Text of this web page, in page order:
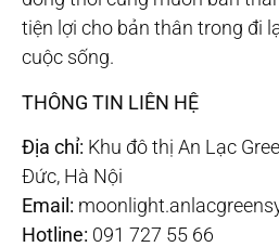
tiện lợi cho bản thân trong đi
cuộc sống.
THÔNG TIN LIÊN HỆ
Địa chỉ: Khu đô thị An Lạc
Đức, Hà Nội
Email:
Hotline: 091 727 55 66